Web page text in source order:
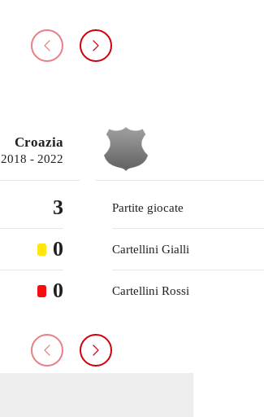
Croazia
2018 - 2022
3
0
0
Partite giocate
Cartellini Gialli
Cartellini Rossi